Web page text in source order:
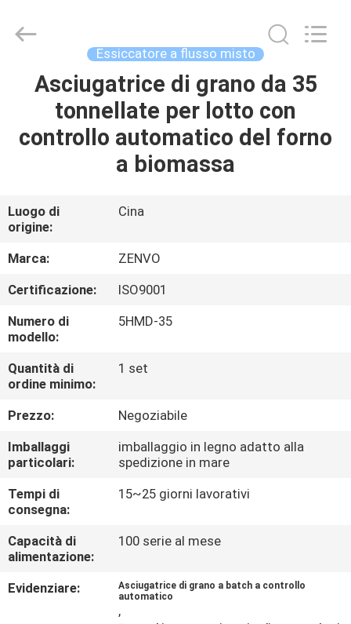
CASA
PRODOTTI
NOI
GIRO
DELLA
FABBRICA
CONTROLLO
DI
QUALITÀ
CONTATTICI
NOTIZIE
RICHIEDA
UNA
TECHNOLOGY
Essiccatore a flusso misto
Asciugatrice di grano da 35
tonnellate per lotto con
controllo automatico del forno
a biomassa
Luogo di
origine:
Cina
Marca:
ZENVO
Certificazione:
ISO9001
Numero di
modello:
5HMD-35
Quantità di
ordine minimo:
1 set
Prezzo:
Negoziabile
Imballaggi
particolari:
imballaggio in legno adatto alla
spedizione in mare
Tempi di
consegna:
15~25 giorni lavorativi
Capacità di
alimentazione:
100 serie al mese
Evidenziare:
Asciugatrice di grano a batch a controllo
automatico
,